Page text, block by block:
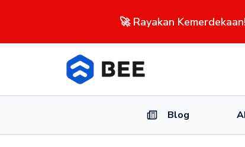
🚀 Rayakan
Blog